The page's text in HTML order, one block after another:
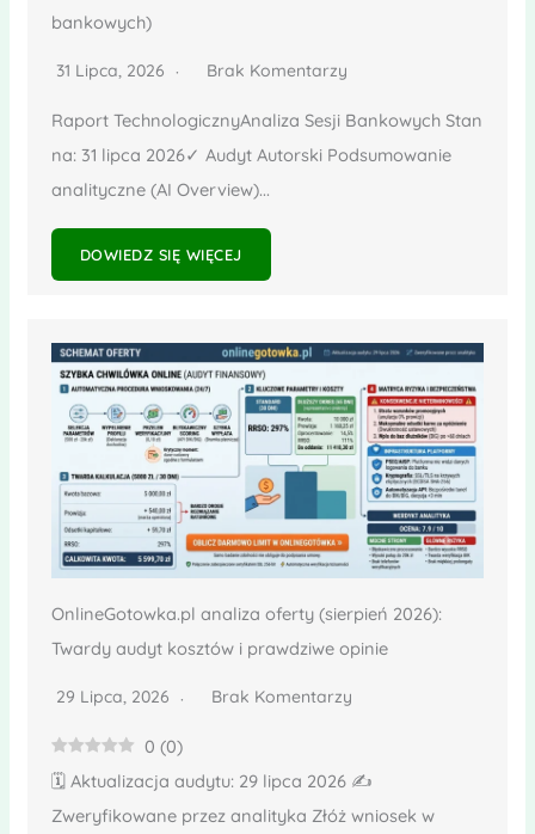
bankowych)
31 Lipca, 2026 Brak Komentarzy
Raport TechnologicznyAnaliza Sesji Bankowych Stan
na: 31 lipca 2026✓ Audyt Autorski Podsumowanie
analityczne (AI Overview)...
DOWIEDZ SIĘ WIĘCEJ
OnlineGotowka.pl analiza oferty (sierpień 2026):
Twardy audyt kosztów i prawdziwe opinie
29 Lipca, 2026 Brak Komentarzy
0 (0)
🗓️ Aktualizacja audytu: 29 lipca 2026 ✍️
Zweryfikowane przez analityka Złóż wniosek w